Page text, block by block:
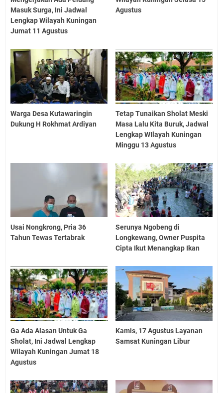
Masuk Surga, Ini Jadwal
Lengkap Wilayah Kuningan
Jumat 11 Agustus
Agustus
Warga Desa Kutawaringin
Dukung H Rokhmat Ardiyan
Tetap Tunaikan Sholat Meski
Masa Lalu Kita Buruk, Jadwal
Lengkap WIlayah Kuningan
Minggu 13 Agustus
Usai Nongkrong, Pria 36
Tahun Tewas Tertabrak
Serunya Ngobeng di
Longkewang, Owner Puspita
Cipta Ikut Menangkap Ikan
Ga Ada Alasan Untuk Ga
Sholat, Ini Jadwal Lengkap
Wilayah Kuningan Jumat 18
Agustus
Kamis, 17 Agustus Layanan
Samsat Kuningan Libur